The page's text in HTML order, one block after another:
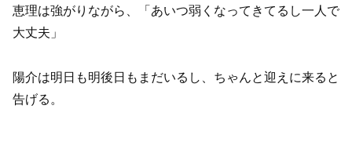
恵理は強がりながら、「あいつ弱くなってきてるし一人で
大丈夫」
陽介は明日も明後日もまだいるし、ちゃんと迎えに来ると
告げる。